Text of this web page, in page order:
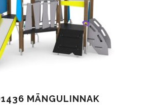
MÄNGULINNAK